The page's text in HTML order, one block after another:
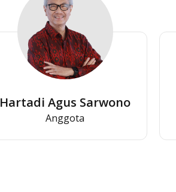
Hartadi Agus Sarwono
Anggota